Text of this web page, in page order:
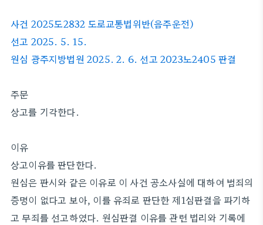
사건 2025도2832 도로교통법위반(음주운전)
선고 2025. 5. 15.
원심 광주지방법원 2025. 2. 6. 선고 2023노2405 판결
주문
상고를 기각한다.
이유
상고이유를 판단한다.
원심은 판시와 같은 이유로 이 사건 공소사실에 대하여 범죄의
증명이 없다고 보아, 이를 유죄로 판단한 제1심판결을 파기하
고 무죄를 선고하였다. 원심판결 이유를 관련 법리와 기록에